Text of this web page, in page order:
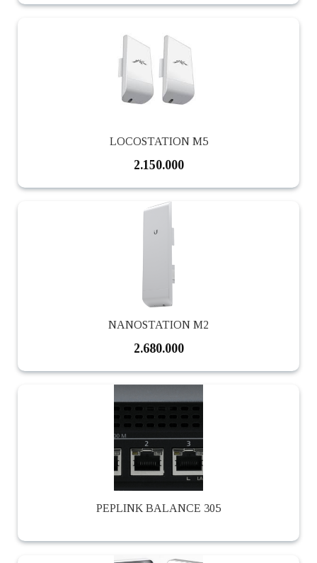
LOCOSTATION M5
2.150.000
NANOSTATION M2
2.680.000
PEPLINK BALANCE 305